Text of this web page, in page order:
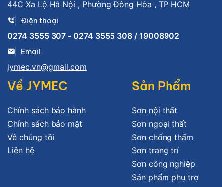
44C Xa Lộ Hà Nội , Phường Đông Hòa , TP HCM
Điện thoại
0274 3555 307 - 0274 3555 308 / 19008902
Email
jymec.vn@gmail.com
Về JYMEC
Chính sách bảo hành
Chính sách bảo mật
Về chúng tôi
Liên hệ
Sản Phẩm
Sơn nội thất
Sơn ngoại thất
Sơn chống thấm
Sơn trang trí
Sơn công nghiệp
Sản phẩm phụ trợ